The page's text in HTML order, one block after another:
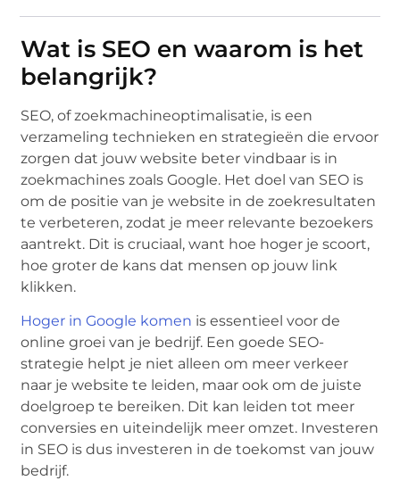
Wat is SEO en waarom is het
belangrijk?
SEO, of zoekmachineoptimalisatie, is een
verzameling technieken en strategieën die ervoor
zorgen dat jouw website beter vindbaar is in
zoekmachines zoals Google. Het doel van SEO is
om de positie van je website in de zoekresultaten
te verbeteren, zodat je meer relevante bezoekers
aantrekt. Dit is cruciaal, want hoe hoger je scoort,
hoe groter de kans dat mensen op jouw link
klikken.
Hoger in Google komen is essentieel voor de
online groei van je bedrijf. Een goede SEO-
strategie helpt je niet alleen om meer verkeer
naar je website te leiden, maar ook om de juiste
doelgroep te bereiken. Dit kan leiden tot meer
conversies en uiteindelijk meer omzet. Investeren
in SEO is dus investeren in de toekomst van jouw
bedrijf.